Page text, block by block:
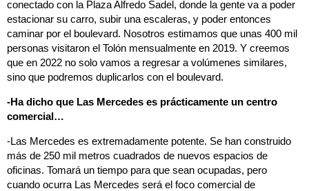
conectado con la Plaza Alfredo Sadel, donde la gente va a poder
estacionar su carro, subir una escaleras, y poder entonces
caminar por el boulevard. Nosotros estimamos que unas 400 mil
personas visitaron el Tolón mensualmente en 2019. Y creemos
que en 2022 no solo vamos a regresar a volúmenes similares,
sino que podremos duplicarlos con el boulevard.
-Ha dicho que Las Mercedes es prácticamente un centro
comercial…
-Las Mercedes es extremadamente potente. Se han construido
más de 250 mil metros cuadrados de nuevos espacios de
oficinas. Tomará un tiempo para que sean ocupadas, pero
cuando ocurra Las Mercedes será el foco comercial de